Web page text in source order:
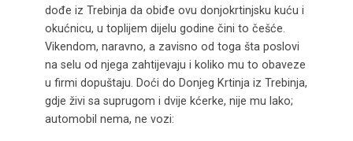
dođe iz Trebinja da obiđe ovu donjokrtinjsku kuću i
okućnicu, u toplijem dijelu godine čini to češće.
Vikendom, naravno, a zavisno od toga šta poslovi
na selu od njega zahtijevaju i koliko mu to obaveze
u firmi dopuštaju. Doći do Donjeg Krtinja iz Trebinja,
gdje živi sa suprugom i dvije kćerke, nije mu lako;
automobil nema, ne vozi: